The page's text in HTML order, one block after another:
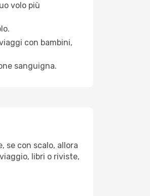
volo più
con bambini,
sanguigna.
se con scalo, allora
libri o riviste,